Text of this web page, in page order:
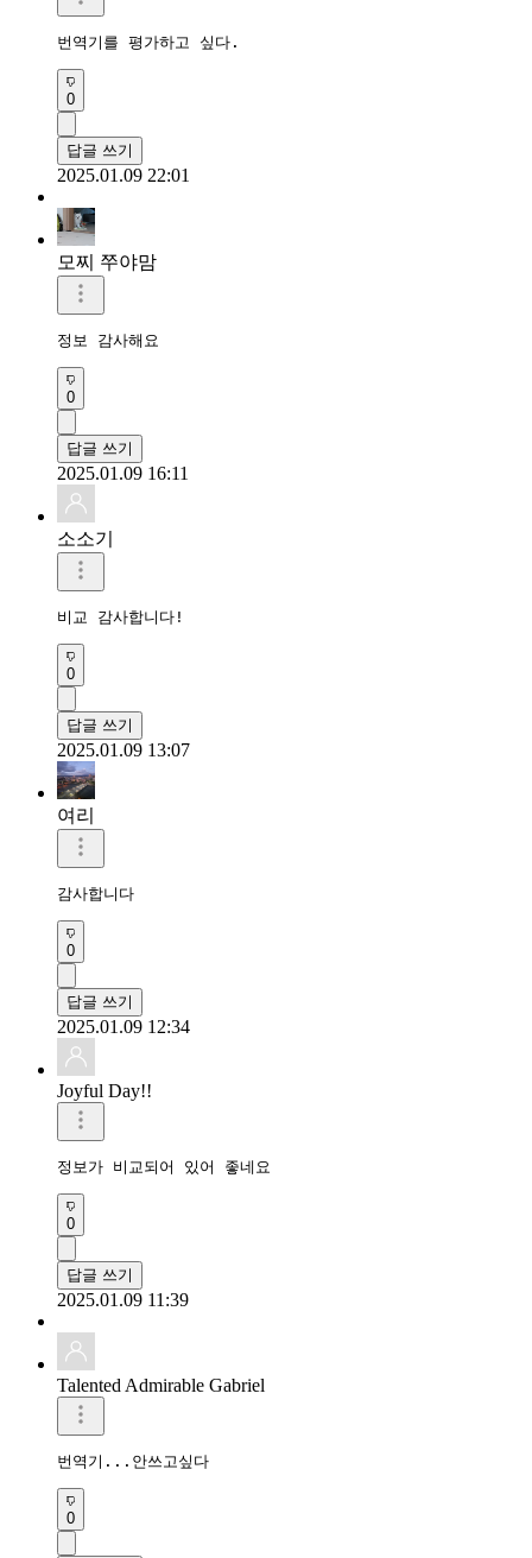
번역기를 평가하고 싶다.
0
답글 쓰기
2025.01.09 22:01
모찌 쭈야맘
정보 감사해요
0
답글 쓰기
2025.01.09 16:11
소소기
비교 감사합니다!
0
답글 쓰기
2025.01.09 13:07
여리
감사합니다
0
답글 쓰기
2025.01.09 12:34
Joyful Day!!
정보가 비교되어 있어 좋네요
0
답글 쓰기
2025.01.09 11:39
Talented Admirable Gabriel
번역기...안쓰고싶다
0